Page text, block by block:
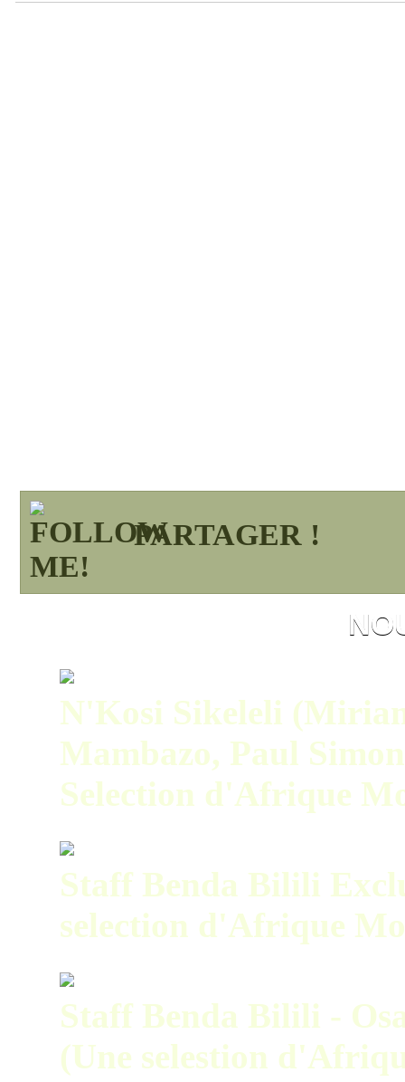
PARTAGER !
N'Kosi Sikeleli
Mambazo, Paul
Selection d'Afrique
Staff Benda Bilili
selection d'Afrique
Staff Benda Bilili -
(Une selestion